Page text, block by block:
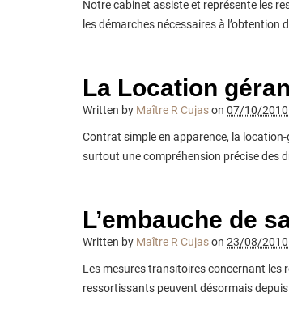
Notre cabinet assiste et représente les
les démarches nécessaires à l’obtention
La Location
Written by Maître R Cujason 07/10/2010
Contrat simple en apparence, la
surtout une compréhension précise des
L’embauche de
Written by Maître R Cujason 23/08/2010
Les mesures transitoires concernant les
ressortissants peuvent désormais